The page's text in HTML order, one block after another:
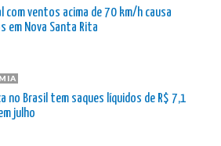
com ventos acima de 70 km/h causa
em Nova Santa Rita
no Brasil tem saques líquidos de R$ 7,1
julho